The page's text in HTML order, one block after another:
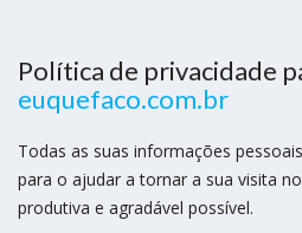
Política de privacidade
euquefaco.com.br
Todas as suas informações
para o ajudar a tornar a sua visita
produtiva e agradável possível.